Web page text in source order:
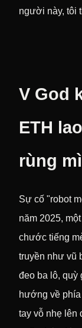
người này, tôi
V God
ETH
rùng
Sự cố "robot
năm 2025,
chước tiếng
truyền như vũ
đeo ba lô, quỳ
hướng về
tay vỗ nhẹ lên